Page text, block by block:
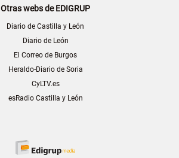
Otras webs de EDIGRUP
Diario de Castilla y León
Diario de León
El Correo de Burgos
Heraldo-Diario de Soria
CyLTV.es
esRadio Castilla y León